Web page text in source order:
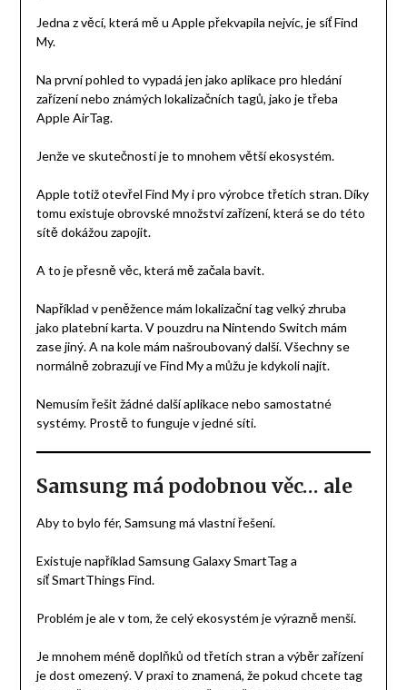
Jedna z věcí, která mě u Apple překvapila nejvíc, je síť Find
My.
Na první pohled to vypadá jen jako aplikace pro hledání
zařízení nebo známých lokalizačních tagů, jako je třeba
Apple AirTag.
Jenže ve skutečnosti je to mnohem větší ekosystém.
Apple totiž otevřel Find My i pro výrobce třetích stran. Díky
tomu existuje obrovské množství zařízení, která se do této
sítě dokážou zapojit.
A to je přesně věc, která mě začala bavit.
Například v peněžence mám lokalizační tag velký zhruba
jako platební karta. V pouzdru na Nintendo Switch mám
zase jiný. A na kole mám našroubovaný další. Všechny se
normálně zobrazují ve Find My a můžu je kdykoli najít.
Nemusím řešit žádné další aplikace nebo samostatné
systémy. Prostě to funguje v jedné síti.
Samsung má podobnou věc… ale
Aby to bylo fér, Samsung má vlastní řešení.
Existuje například Samsung Galaxy SmartTag a
síť SmartThings Find.
Problém je ale v tom, že celý ekosystém je výrazně menší.
Je mnohem méně doplňků od třetích stran a výběr zařízení
je dost omezený. V praxi to znamená, že pokud chcete tag